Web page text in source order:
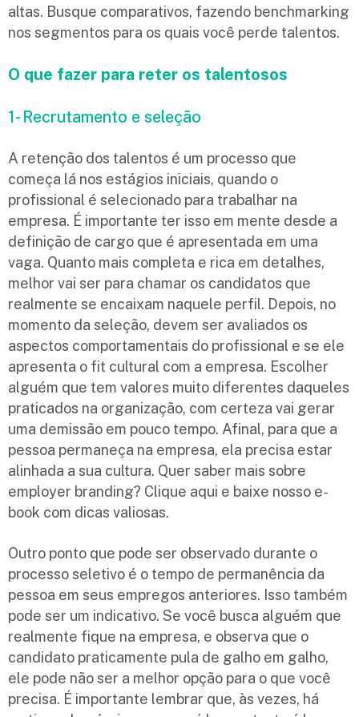
altas. Busque comparativos, fazendo benchmarking
nos segmentos para os quais você perde talentos.
O que fazer para reter os talentosos
1- Recrutamento e seleção
A retenção dos talentos é um processo que
começa lá nos estágios iniciais, quando o
profissional é selecionado para trabalhar na
empresa. É importante ter isso em mente desde a
definição de cargo que é apresentada em uma
vaga. Quanto mais completa e rica em detalhes,
melhor vai ser para chamar os candidatos que
realmente se encaixam naquele perfil. Depois, no
momento da seleção, devem ser avaliados os
aspectos comportamentais do profissional e se ele
apresenta o fit cultural com a empresa. Escolher
alguém que tem valores muito diferentes daqueles
praticados na organização, com certeza vai gerar
uma demissão em pouco tempo. Afinal, para que a
pessoa permaneça na empresa, ela precisa estar
alinhada a sua cultura. Quer saber mais sobre
employer branding? Clique aqui e baixe nosso e-
book com dicas valiosas.
Outro ponto que pode ser observado durante o
processo seletivo é o tempo de permanência da
pessoa em seus empregos anteriores. Isso também
pode ser um indicativo. Se você busca alguém que
realmente fique na empresa, e observa que o
candidato praticamente pula de galho em galho,
ele pode não ser a melhor opção para o que você
precisa. É importante lembrar que, às vezes, há